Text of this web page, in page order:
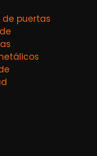
de puertas